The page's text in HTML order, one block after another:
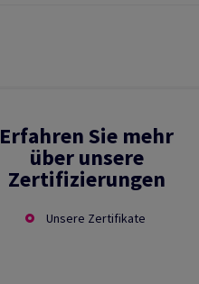
Erfahren Sie mehr
über unsere
Zertifizierungen
Unsere Zertifikate